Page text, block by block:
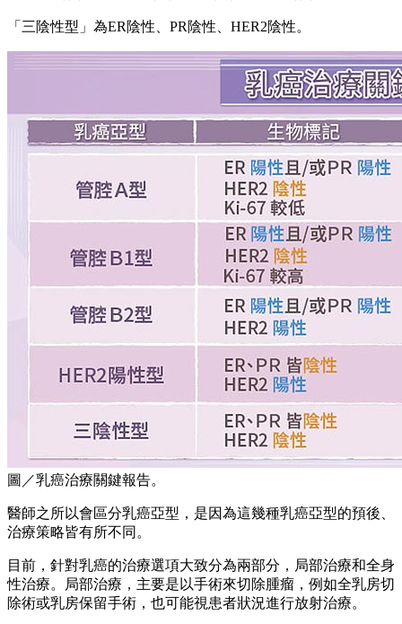
「三陰性型」為ER陰性、PR陰性、HER2陰性。
圖／乳癌治療關鍵報告。
醫師之所以會區分乳癌亞型，是因為這幾種乳癌亞型的預後、
治療策略皆有所不同。
目前，針對乳癌的治療選項大致分為兩部分，局部治療和全身
性治療。局部治療，主要是以手術來切除腫瘤，例如全乳房切
除術或乳房保留手術，也可能視患者狀況進行放射治療。